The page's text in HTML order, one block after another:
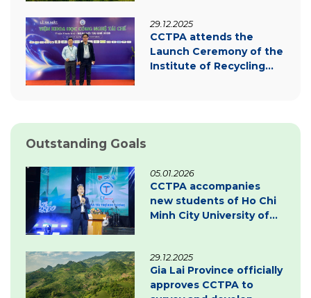
29.12.2025
CCTPA attends the
Launch Ceremony of the
Institute of Recycling
Outstanding Goals
05.01.2026
CCTPA accompanies
new students of Ho Chi
Minh City University of
transition
29.12.2025
Gia Lai Province officially
approves CCTPA to